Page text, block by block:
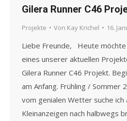
Gilera Runner C46
Projekte Von Kay Krichel 16.
Liebe Freunde, Heute möchte
eines unserer aktuellen
Gilera Runner C46 Projekt.
am Anfang. Frühling / Sommer
vom genialen Wetter suche ich
Kleinanzeigen nach halbwegs